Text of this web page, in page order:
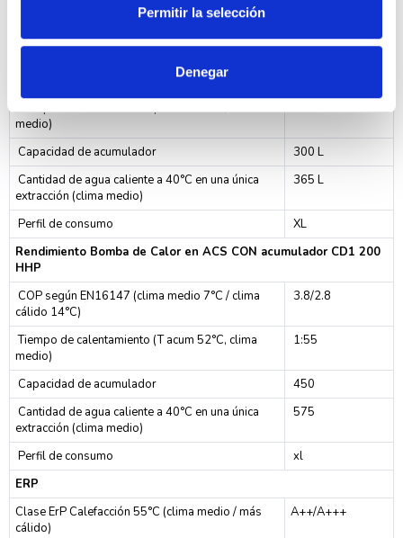
Permitir la selección
Denegar
Rendimiento Bomba de Calor en ACS CON acumulador CD1 300
HHP
COP según EN16147 (clima medio 7°C / clima
Tiempo de calentamiento (T acum 52°C, clima
medio)
1:25
Capacidad de acumulador
300 L
Cantidad de agua caliente a 40°C en una única
extracción (clima medio)
365 L
Perfil de consumo
XL
Rendimiento Bomba de Calor en ACS CON acumulador CD1 200
HHP
COP según EN16147 (clima medio 7°C / clima
cálido 14°C)
3.8/2.8
Tiempo de calentamiento (T acum 52°C, clima
medio)
1:55
Capacidad de acumulador
450
Cantidad de agua caliente a 40°C en una única
extracción (clima medio)
575
Perfil de consumo
xl
ERP
Clase ErP Calefacción 55°C (clima medio / más
cálido)
A++/A+++